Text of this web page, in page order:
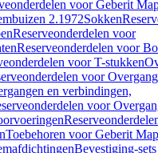
voor Geberit
2.1972Sokken
Reserveonderdelen voor
Reserveonderdelen voor
voor T-stukken
voor
en verbindingen,
voor
Toebehoren voor Geberit
Bevestiging-